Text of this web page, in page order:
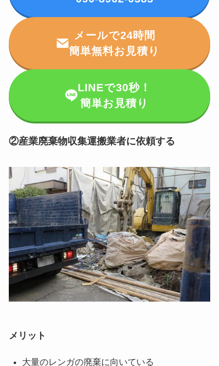
メールで24時間
簡単無料お見積り
LINEで30秒！
簡単お見積り
②産業廃棄物収集運搬業者に依頼する
メリット
大量のレンガの廃棄に向いている